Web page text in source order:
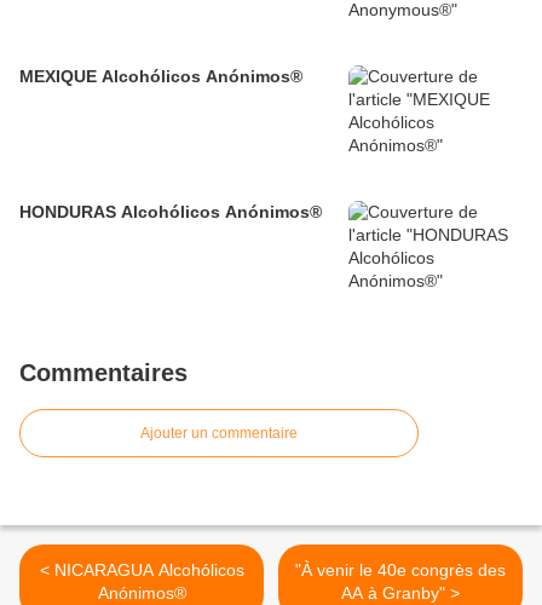
MEXIQUE Alcohólicos Anónimos®
HONDURAS Alcohólicos Anónimos®
Commentaires
Ajouter un commentaire
< NICARAGUA Alcohólicos
Anónimos®
"À venir le 40e congrès des
AA à Granby" >